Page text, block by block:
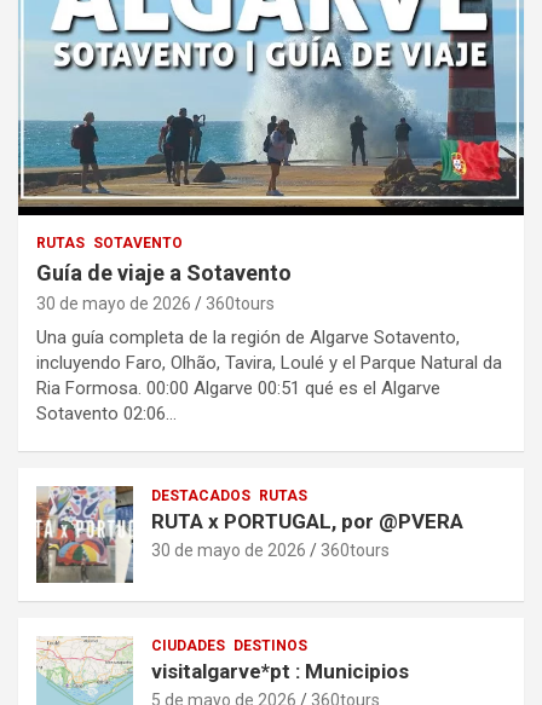
RUTAS SOTAVENTO
Guía de viaje a Sotavento
30 de mayo de 2026 360tours
Una guía completa de la región de Algarve Sotavento,
incluyendo Faro, Olhão, Tavira, Loulé y el Parque Natural da
Ria Formosa. 00:00 Algarve 00:51 qué es el Algarve
Sotavento 02:06…
DESTACADOS RUTAS
RUTA x PORTUGAL, por @PVERA
30 de mayo de 2026 360tours
CIUDADES DESTINOS
visitalgarve*pt : Municipios
5 de mayo de 2026 360tours